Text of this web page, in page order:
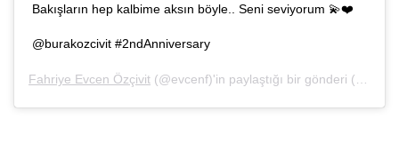
Bakışların hep kalbime aksın böyle.. Seni seviyorum 💫❤️
@burakozcivit #2ndAnniversary
Fahriye Evcen Özçivit (@evcenf)'in paylaştığı bir gönderi (